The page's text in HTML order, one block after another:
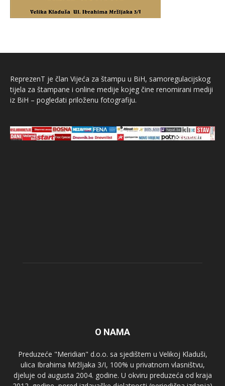
ReprezenT je član Vijeća za štampu u BiH, samoregulacijskog
tijela za štampane i online medije kojeg čine renomirani mediji
iz BiH – pogledati priloženu fotografiju.
O NAMA
Preduzeće "Meridian" d.o.o. sa sjedištem u Velikoj Kladuši,
ulica Ibrahima Mržljaka 3/I, 100% u privatnom vlasništvu,
djeluje od augusta 2004. godine. U okviru preduzeća od kraja